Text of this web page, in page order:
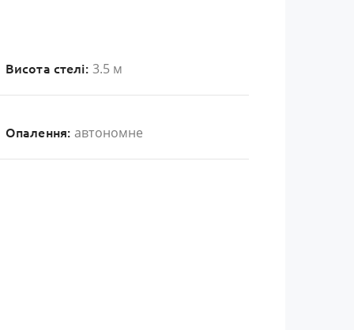
Висота стелі: 3.5 м
Опалення: автономне